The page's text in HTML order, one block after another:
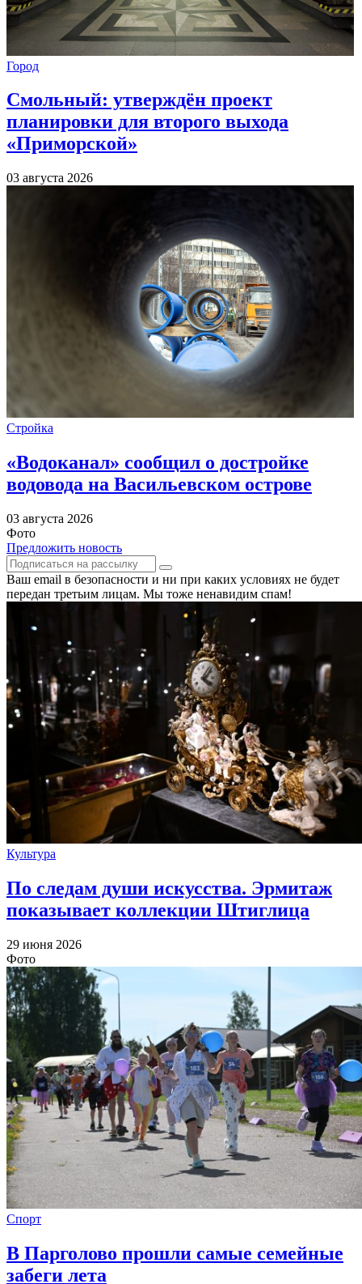
Город
Смольный: утверждён проект
планировки для второго выхода
«Приморской»
03 августа 2026
Стройка
«Водоканал» сообщил о достройке
водовода на Васильевском острове
03 августа 2026
Фото
Предложить новость
Ваш email в безопасности и ни при каких условиях не будет
передан третьим лицам. Мы тоже ненавидим спам!
Культура
По следам души искусства. Эрмитаж
показывает коллекции Штиглица
29 июня 2026
Фото
Спорт
В Парголово прошли самые семейные
забеги лета